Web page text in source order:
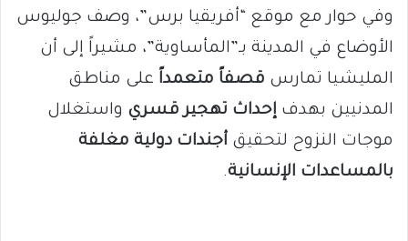
وفي حوار مع موقع “أفريقيا برس”، وصف جوليوس
الأوضاع في المدينة بـ”المأساوية”، مشيراً إلى أن
المليشيا تمارس قصفاً متعمداً على مناطق
المدنيين بهدف إحداث تهجير قسري واستغلال
موجات النزوح لتحقيق أجندات دولية مغلفة
بالمساعدات الإنسانية.